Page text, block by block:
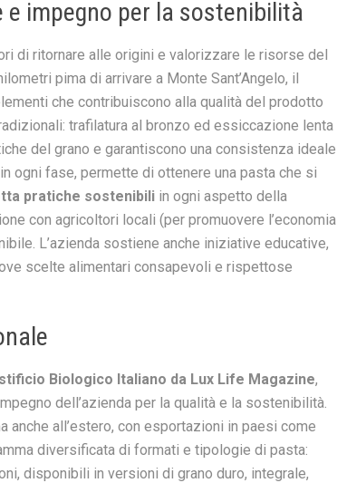
impegno per la sostenibilità
di ritornare alle origini e valorizzare le risorse del
pima di arrivare a Monte Sant’Angelo, il
che contribuiscono alla qualità del prodotto
trafilatura al bronzo ed essiccazione lenta
del grano e garantiscono una consistenza ideale
ogni fase, permette di ottenere una pasta che si
pratiche sostenibili in ogni aspetto della
con agricoltori locali (per promuovere l’economia
L’azienda sostiene anche iniziative educative,
scelte alimentari consapevoli e rispettose
Biologico Italiano da Lux Life Magazine,
dell’azienda per la qualità e la sostenibilità.
anche all’estero, con esportazioni in paesi come
diversificata di formati e tipologie di pasta:
disponibili in versioni di grano duro, integrale,